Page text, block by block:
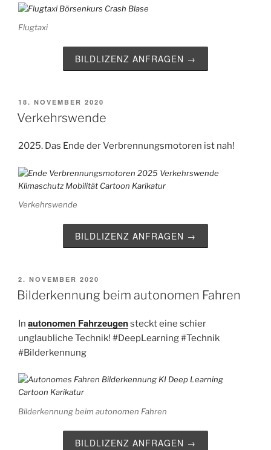
Flugtaxi
BILDLIZENZ ANFRAGEN →
VERÖFFENTLICHT
AM
18. NOVEMBER 2020
Verkehrswende
2025. Das Ende derVerbrennungsmotoren ist nah!
Verkehrswende
BILDLIZENZ ANFRAGEN →
VERÖFFENTLICHT
AM
2. NOVEMBER 2020
Bilderkennung beim autonomen Fahren
In autonomen Fahrzeugensteckt eine schier
unglaubliche Technik! #DeepLearning#Technik
#Bilderkennung
Bilderkennung beim autonomen Fahren
BILDLIZENZ ANFRAGEN →